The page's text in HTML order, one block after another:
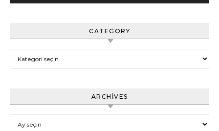
CATEGORY
ARCHIVES